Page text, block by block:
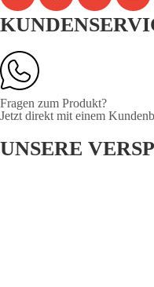
Fragen zum Produkt?
Jetzt direkt mit einem
UNSERE